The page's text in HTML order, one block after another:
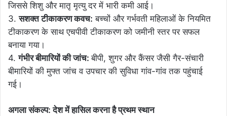
जिससे शिशु और मातृ मृत्यु दर में भारी कमी आई।
3.सशक्त टीकाकरण कवच: बच्चों और गर्भवती महिलाओं के नियमित
टीकाकरण के साथ एचपीवी टीकाकरण को जमीनी स्तर पर सफल
बनाया गया।
4.गंभीर बीमारियों की जांच:बीपी, शुगर और कैंसर जैसी गैर-संचारी
बीमारियों की मुफ्त जांच व उपचार की सुविधा गांव-गांव तक पहुंचाई
गई।
अगला संकल्प: देश में हासिल करना है प्रथम स्थान